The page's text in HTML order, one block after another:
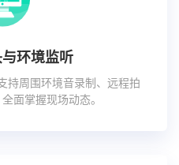
环境监听
持周围环境音录制、远程拍
面掌握现场动态。